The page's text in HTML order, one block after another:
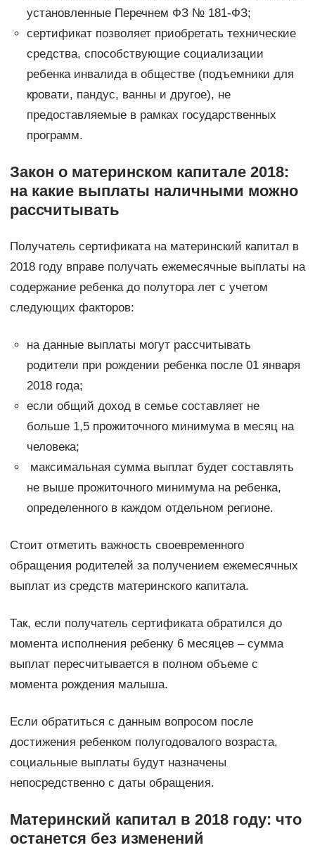
установленные Перечнем ФЗ № 181-ФЗ;
сертификат позволяет приобретать технические
средства, способствующие социализации
ребенка инвалида в обществе (подъемники для
кровати, пандус, ванны и другое), не
предоставляемые в рамках государственных
программ.
Закон о материнском капитале 2018:
на какие выплаты наличными можно
рассчитывать
Получатель сертификата на материнский капитал в
2018 году вправе получать ежемесячные выплаты на
содержание ребенка до полутора лет с учетом
следующих факторов:
на данные выплаты могут рассчитывать
родители при рождении ребенка после 01 января
2018 года;
если общий доход в семье составляет не
больше 1,5 прожиточного минимума в месяц на
человека;
максимальная сумма выплат будет составлять
не выше прожиточного минимума на ребенка,
определенного в каждом отдельном регионе.
Стоит отметить важность своевременного
обращения родителей за получением ежемесячных
выплат из средств материнского капитала.
Так, если получатель сертификата обратился до
момента исполнения ребенку 6 месяцев – сумма
выплат пересчитывается в полном объеме с
момента рождения малыша.
Если обратиться с данным вопросом после
достижения ребенком полугодовалого возраста,
социальные выплаты будут назначены
непосредственно с даты обращения.
Материнский капитал в 2018 году: что
останется без изменений